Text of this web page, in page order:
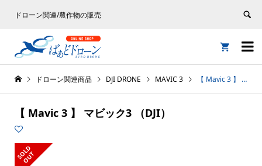
ドローン関連/農作物の販売


ドローン関連商品 DJI DRONE MAVIC 3 【 Mavic 3 】 マビック3 （DJI）
【 Mavic 3 】 マビック3 （DJI）
S
O
L
D
O
U
T